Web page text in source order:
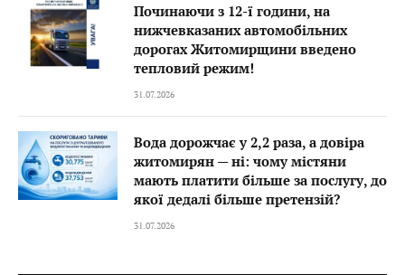
Починаючи з 12-ї години, на
нижчевказаних автомобільних
дорогах Житомирщини введено
тепловий режим!
31.07.2026
Вода дорожчає у 2,2 раза, а довіра
житомирян — ні: чому містяни
мають платити більше за послугу, до
якої дедалі більше претензій?
31.07.2026